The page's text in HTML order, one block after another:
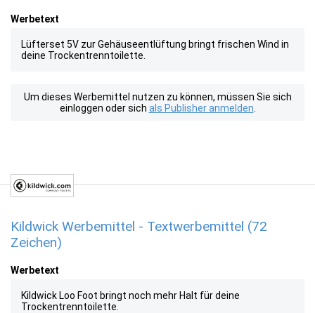
Werbetext
Lüfterset 5V zur Gehäuseentlüftung bringt frischen Wind in
deine Trockentrenntoilette.
Um dieses Werbemittel nutzen zu können, müssen Sie sich
einloggen oder sich als Publisher anmelden
Kildwick Werbemittel - Textwerbemittel (72
Zeichen)
Werbetext
Kildwick Loo Foot bringt noch mehr Halt für deine
Trockentrenntoilette.